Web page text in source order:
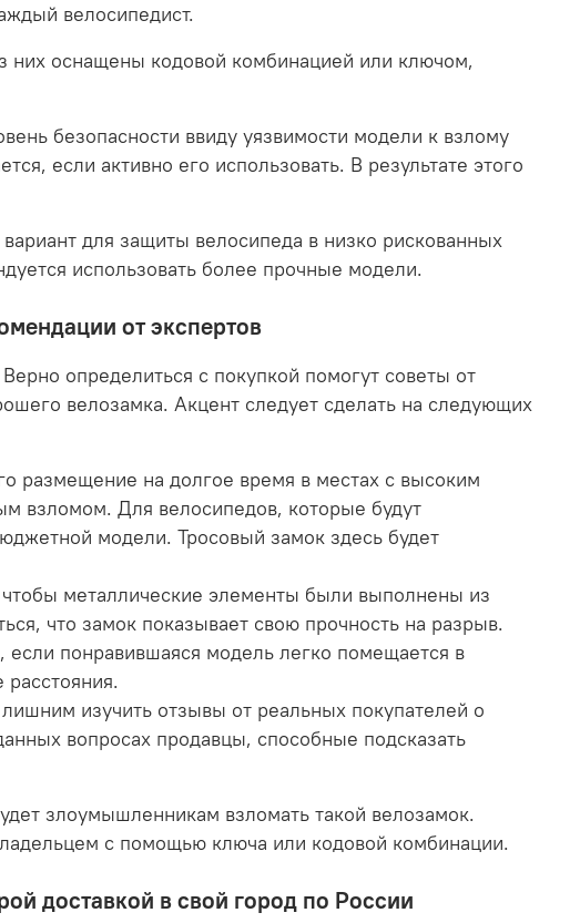
велосипедист.
них оснащены кодовой комбинацией или ключом,
безопасности ввиду уязвимости модели к взлому
если активно его использовать. В результате этого
для защиты велосипеда в низко рискованных
использовать более прочные модели.
от экспертов
определиться с покупкой помогут советы от
велозамка. Акцент следует сделать на следующих
размещение на долгое время в местах с высоким
взломом. Для велосипедов, которые будут
модели. Тросовый замок здесь будет
металлические элементы были выполнены из
что замок показывает свою прочность на разрыв.
если понравившаяся модель легко помещается в
изучить отзывы от реальных покупателей о
вопросах продавцы, способные подсказать
злоумышленникам взломать такой велозамок.
с помощью ключа или кодовой комбинации.
доставкой в свой город по России